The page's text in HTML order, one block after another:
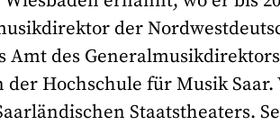
der
Amt des
Hochschule für Musik Saar.
Staatstheaters.